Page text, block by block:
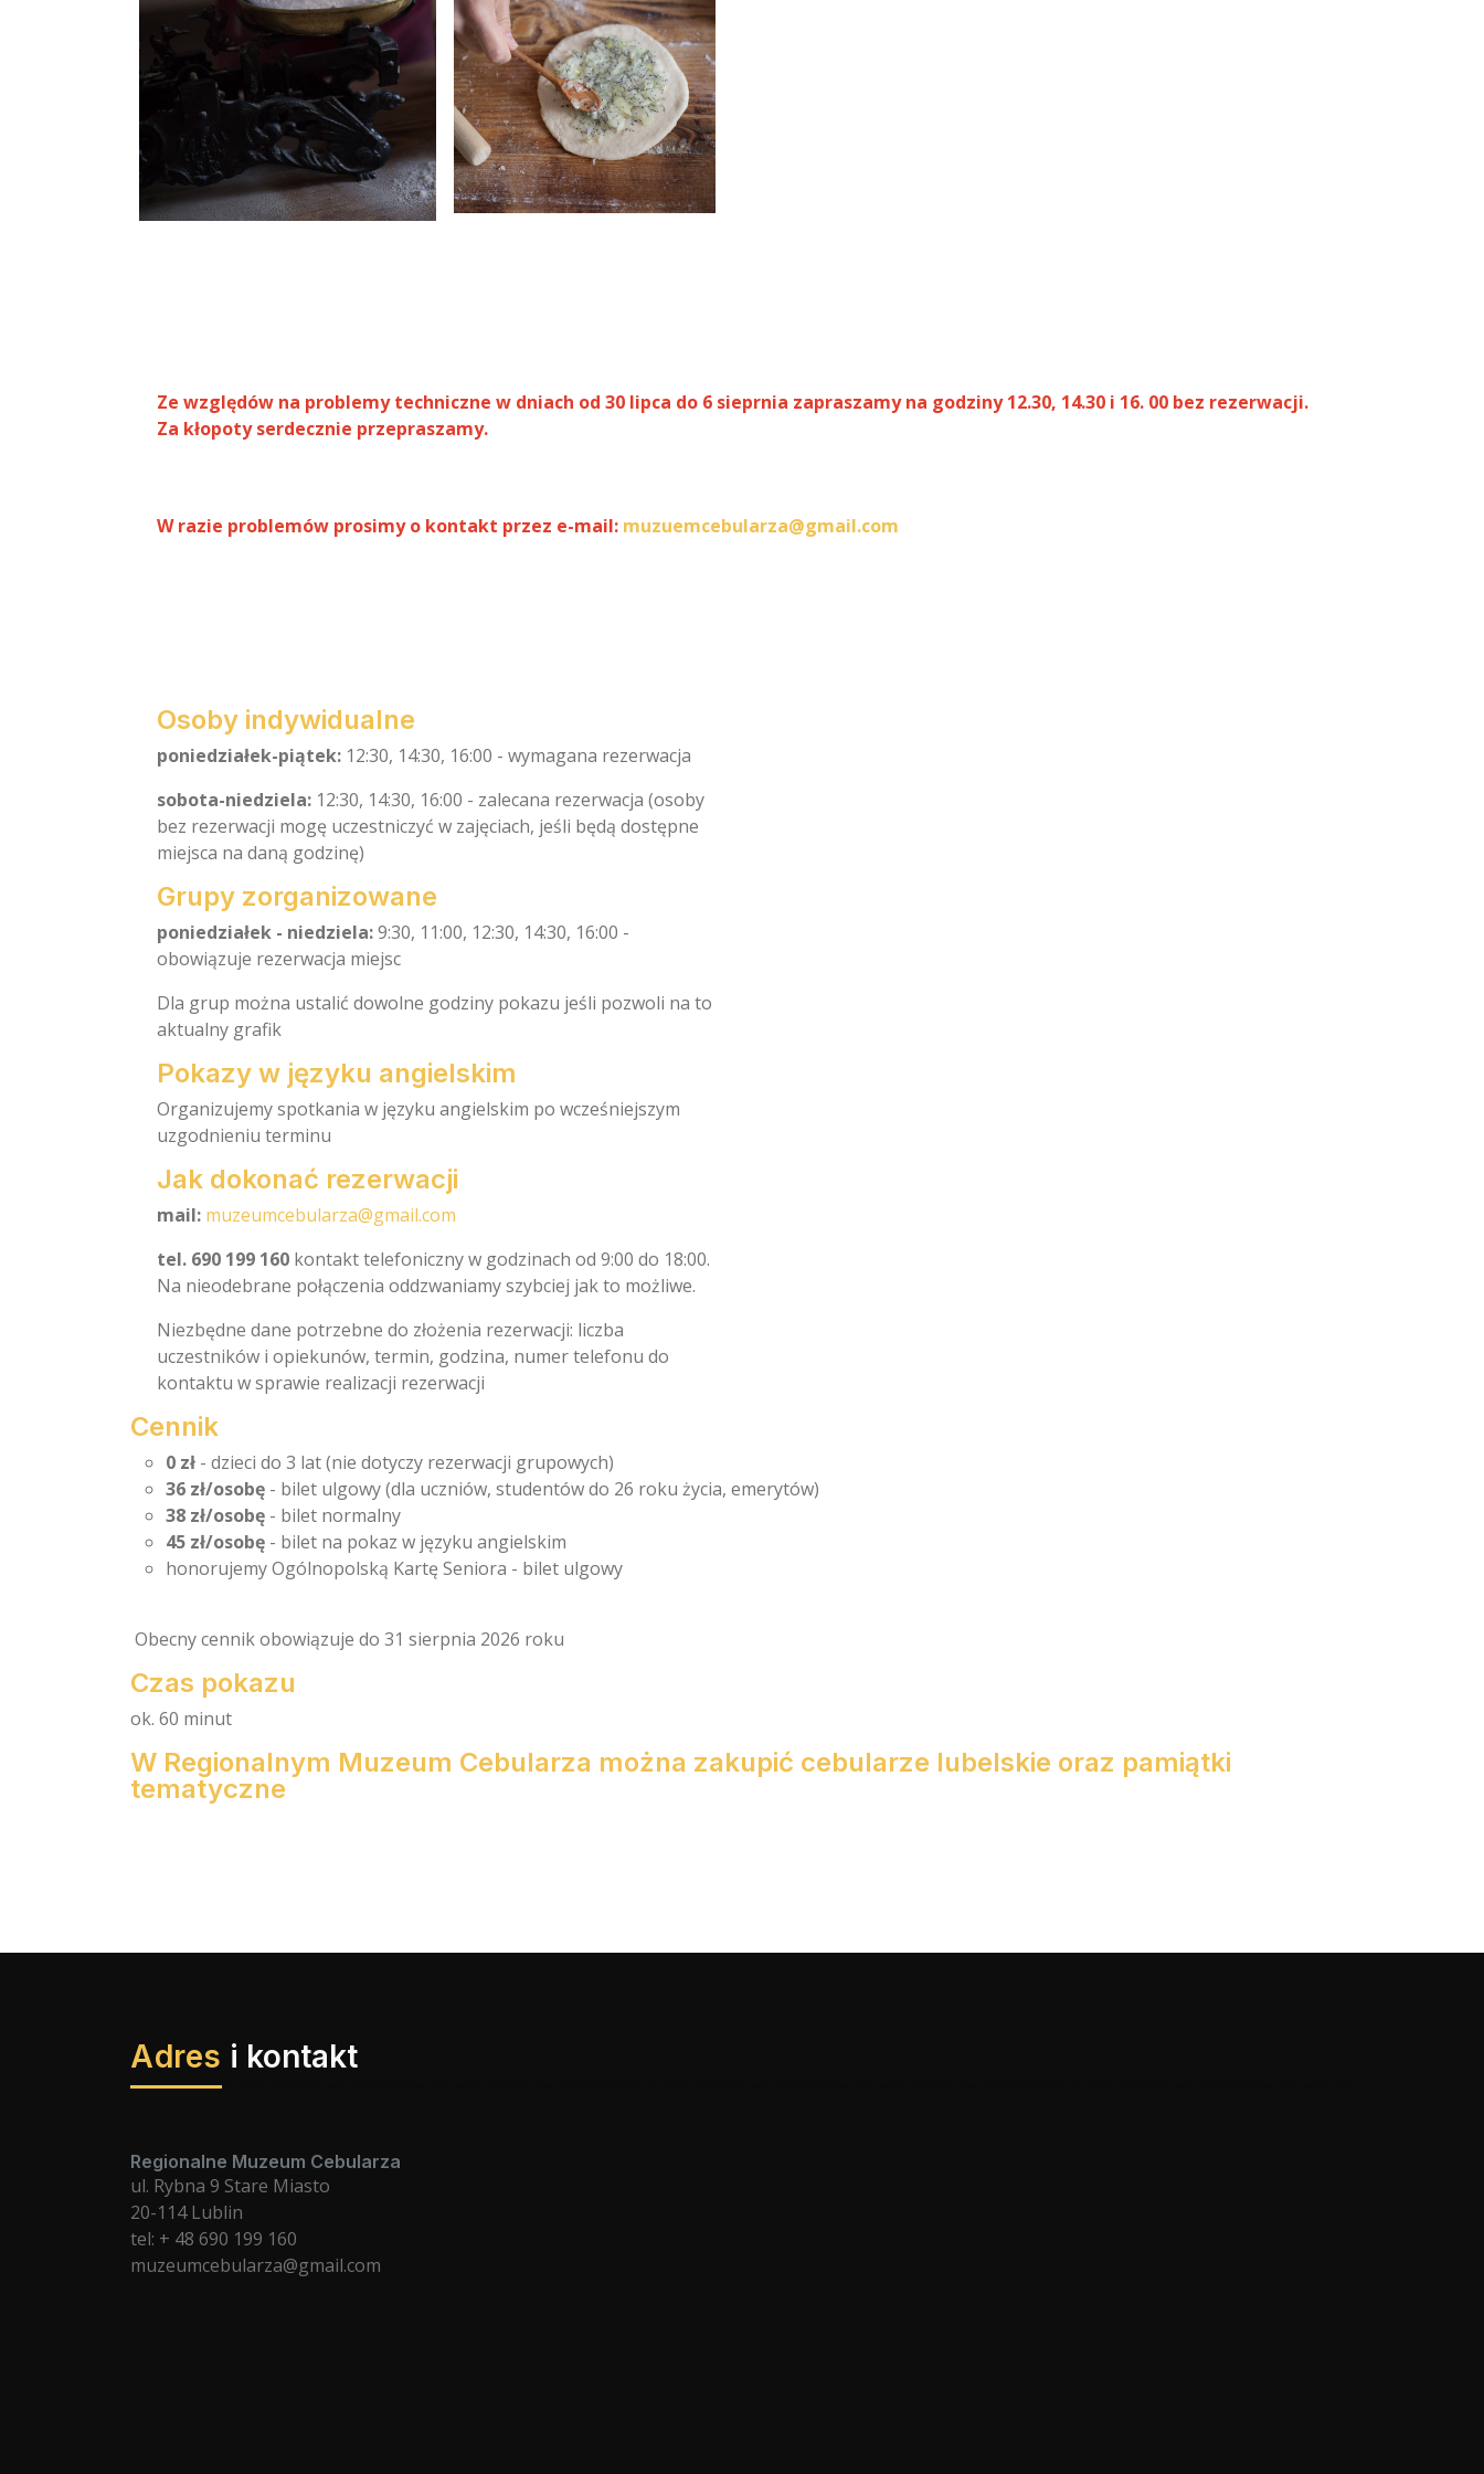
Ze względów na problemy techniczne w dniach od 30 lipca do 6 sieprnia zapraszamy na godziny 12.30, 14.30 i 16. 00 bez rezerwacji.
Za kłopoty serdecznie przepraszamy.
W razie problemów prosimy o kontakt przez e-mail: muzuemcebularza@gmail.com
Osoby indywidualne
poniedziałek-piątek: 12:30, 14:30, 16:00 - wymagana rezerwacja
sobota-niedziela: 12:30, 14:30, 16:00 - zalecana rezerwacja (osoby
bez rezerwacji mogę uczestniczyć w zajęciach, jeśli będą dostępne
miejsca na daną godzinę)
Grupy zorganizowane
poniedziałek - niedziela:9:30, 11:00, 12:30, 14:30, 16:00 -
obowiązuje rezerwacja miejsc
Dla grup można ustalić dowolne godziny pokazu jeśli pozwoli na to
aktualny grafik
Pokazy w języku angielskim
Organizujemy spotkania w języku angielskim po wcześniejszym
uzgodnieniu terminu
Jak dokonać rezerwacji
mail: muzeumcebularza@gmail.com
tel. 690 199 160 kontakt telefoniczny w godzinach od 9:00 do 18:00.
Na nieodebrane połączenia oddzwaniamy szybciej jak to możliwe.
Niezbędne dane potrzebne do złożenia rezerwacji: liczba
uczestników i opiekunów, termin, godzina, numer telefonu do
kontaktu w sprawie realizacji rezerwacji
Cennik
0 zł - dzieci do 3 lat (nie dotyczy rezerwacji grupowych)
36 zł/osobę - bilet ulgowy (dla uczniów, studentów do 26 roku życia, emerytów)
38 zł/osobę - bilet normalny
45 zł/osobę - bilet na pokaz w języku angielskim
honorujemy Ogólnopolską Kartę Seniora - bilet ulgowy
Obecny cennik obowiązuje do 31 sierpnia 2026 roku
Czas pokazu
ok. 60 minut
W Regionalnym Muzeum Cebularza można zakupić cebularze lubelskie oraz pamiątki
tematyczne
Adres i kontakt
Regionalne Muzeum Cebularza
ul. Rybna 9 Stare Miasto
20-114 Lublin
tel: + 48 690 199 160
muzeumcebularza@gmail.com